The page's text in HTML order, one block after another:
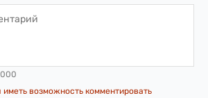
иметь возможность комментировать